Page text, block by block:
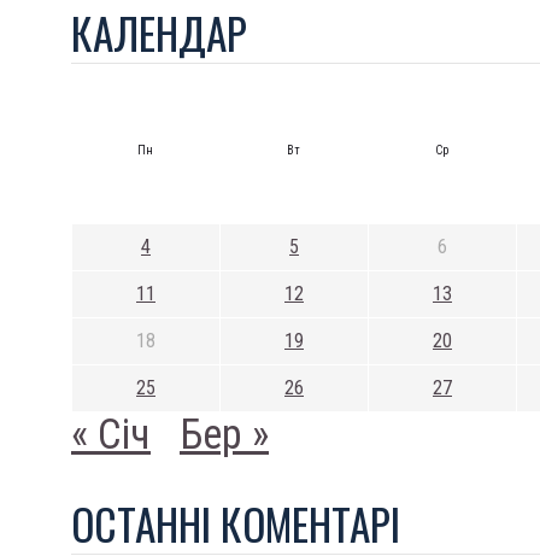
КАЛЕНДАР
Пн Вт Ср
4 5 6
11 12 13
18 19 20
25 26 27
« Січ Бер »
ОСТАННI КОМЕНТАРI